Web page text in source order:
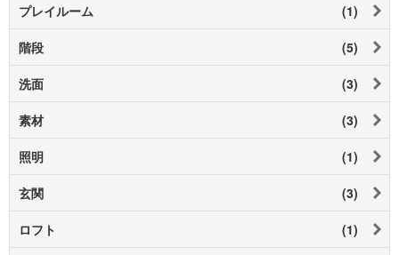
プレイルーム (1)
階段 (5)
洗面 (3)
素材 (3)
照明 (1)
玄関 (3)
ロフト (1)